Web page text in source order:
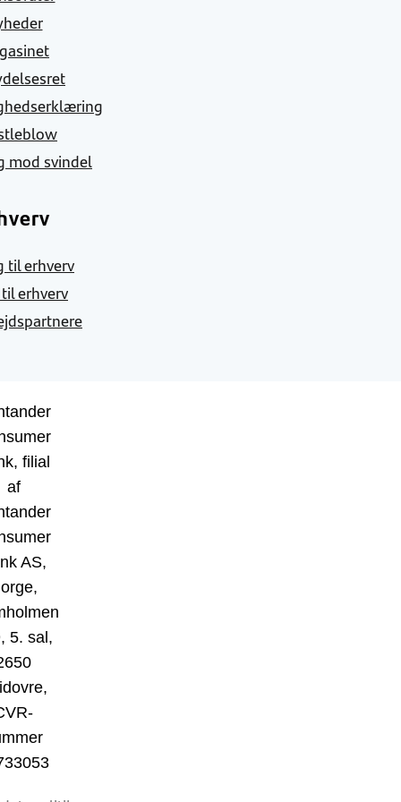
mod svindel
til erhverv
erhverv
filial
af
AS,
5. sal,